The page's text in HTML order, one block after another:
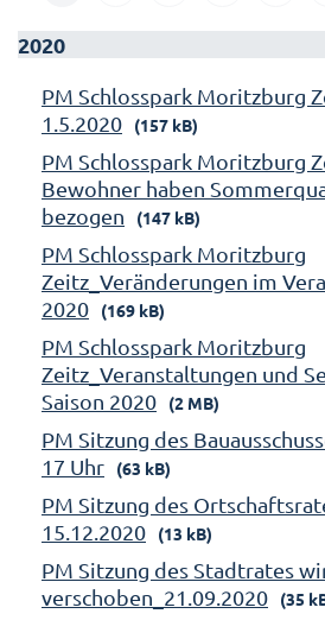
2020
PM Schlosspark Moritzburg
1.5.2020
(157 kB)
PM Schlosspark Moritzburg
Bewohner haben
bezogen
(147 kB)
PM Schlosspark Moritzburg
Zeitz_Veränderungen im
2020
(169 kB)
PM Schlosspark Moritzburg
Zeitz_Veranstaltungen und
Saison 2020
(2 MB)
PM Sitzung des
17 Uhr
(63 kB)
PM Sitzung des
15.12.2020
(13 kB)
PM Sitzung des Stadtrates
verschoben_21.09.2020
(35